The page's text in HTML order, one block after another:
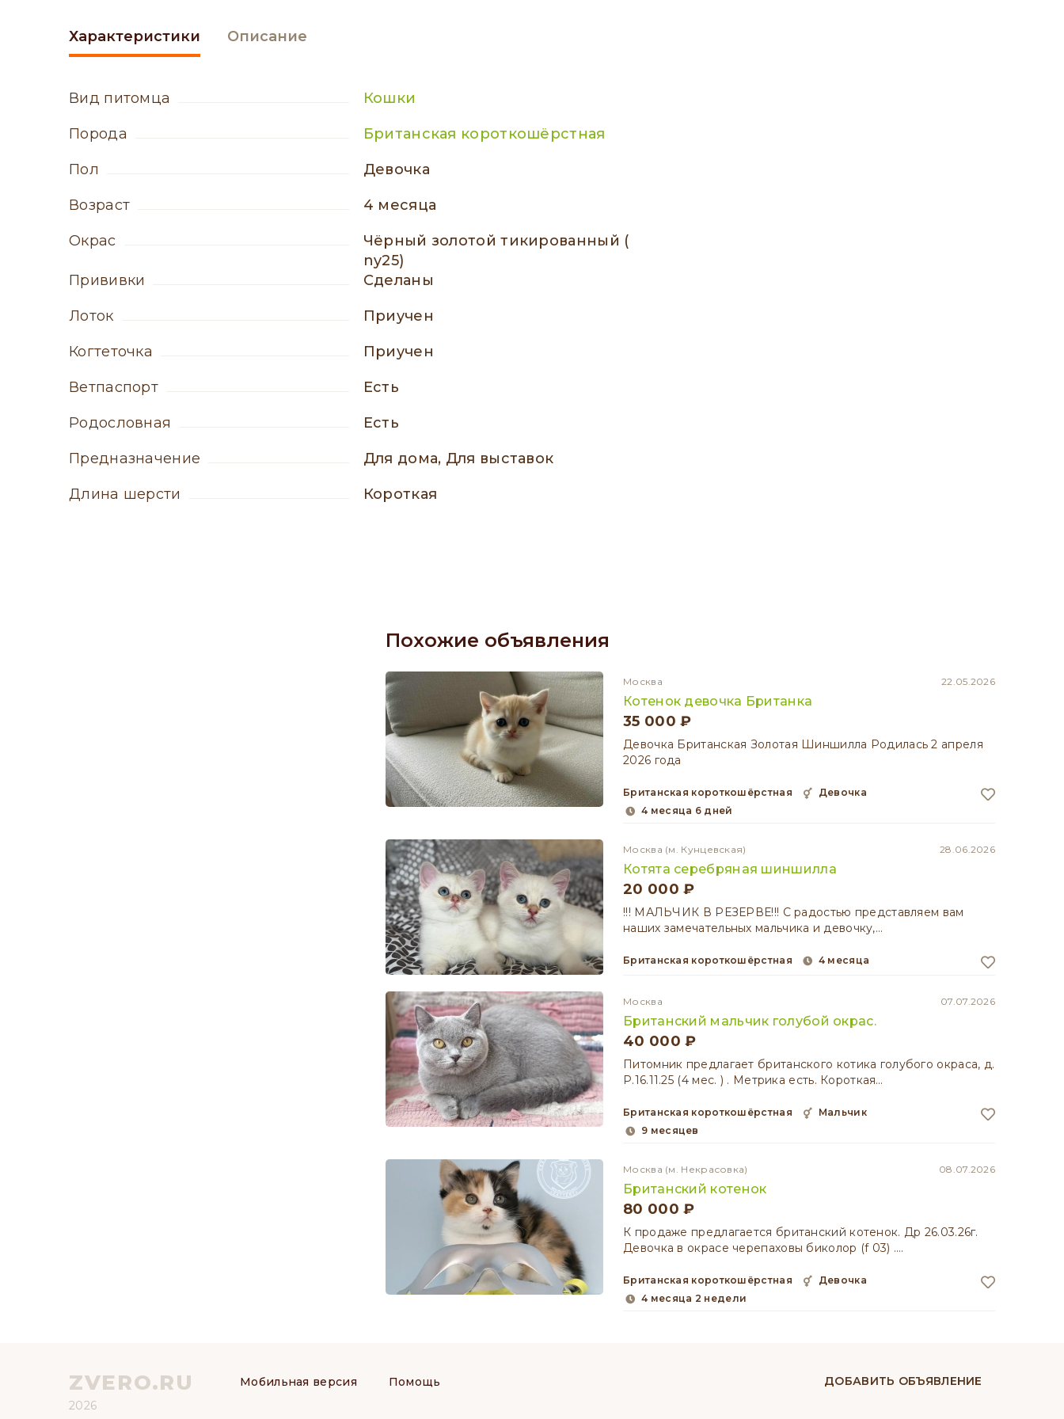
Характеристики
вид питомца Кошки
порода Британская короткошёрстная
пол девочка
возраст 4 месяца
окрас
чёрный золотой тикированный (
ny25)
прививки
сделаны
лоток приучен
когтеточка приучен
ветпаспорт есть
родословная есть
Предназначение Для дома, Для выставок
Длина шерсти Короткая
Описание
Похожие объявления
Москва 22.05.2026
Котенок девочка Британка
35 000 ₽
Девочка Британская Золотая Шиншилла Родилась 2 апреля
2026 года
Британская короткошёрстная
девочка
4 месяца 6 дней
Москва (м. Кунцевская) 28.06.2026
Котята серебряная шиншилла
20 000 ₽
!!! МАЛЬЧИК В РЕЗЕРВЕ!!! С радостью представляем вам
наших замечательных мальчика и девочку,…
Британская короткошёрстная 4 месяца
Москва 07.07.2026
Британский мальчик голубой окрас.
40 000 ₽
Питомник предлагает британского котика голубого окраса, д.
Р.16.11.25 (4 мес. ) . Метрика есть. Короткая…
Британская короткошёрстная
мальчик
9 месяцев
Москва (м. Некрасовка) 08.07.2026
Британский котенок
80 000 ₽
К продаже предлагается британcкий котенок. Др 26.03.26г.
Девочка в окрасе черепаховы биколор (f 03) .…
Британская короткошёрстная
девочка
4 месяца 2 недели
ZVERO.RU
2026
Мобильная версия Помощь ДОБАВИТЬ ОБЪЯВЛЕНИЕ